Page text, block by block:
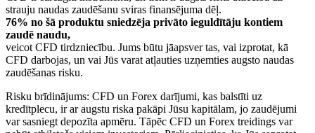
strauju naudas zaudēšanu sviras finansējuma dēļ.
76% no šā produktu sniedzēja privāto ieguldītāju kontiem
zaudē naudu,
veicot CFD tirdzniecību. Jums būtu jāapsver tas, vai izprotat, kā
CFD darbojas, un vai Jūs varat atļauties uzņemties augsto naudas
zaudēšanas risku.
Risku brīdinājums: CFD un Forex darījumi, kas balstīti uz
kredītplecu, ir ar augstu riska pakāpi Jūsu kapitālam, jo zaudējumi
var sasniegt depozīta apmēru. Tāpēc CFD un Forex treidings var